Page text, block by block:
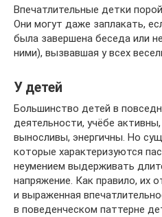
Впечатлительные детки
Они могут даже заплакать,
была завершена беседа или
ними), вызвавшая у всех
У детей
Большинство детей в
деятельности, учёбе
выносли­вы, энергичны. Но
которые характеризуются
неумением выдерживать
напряжение. Как правило, их
и выраженная
в поведенческом паттерне